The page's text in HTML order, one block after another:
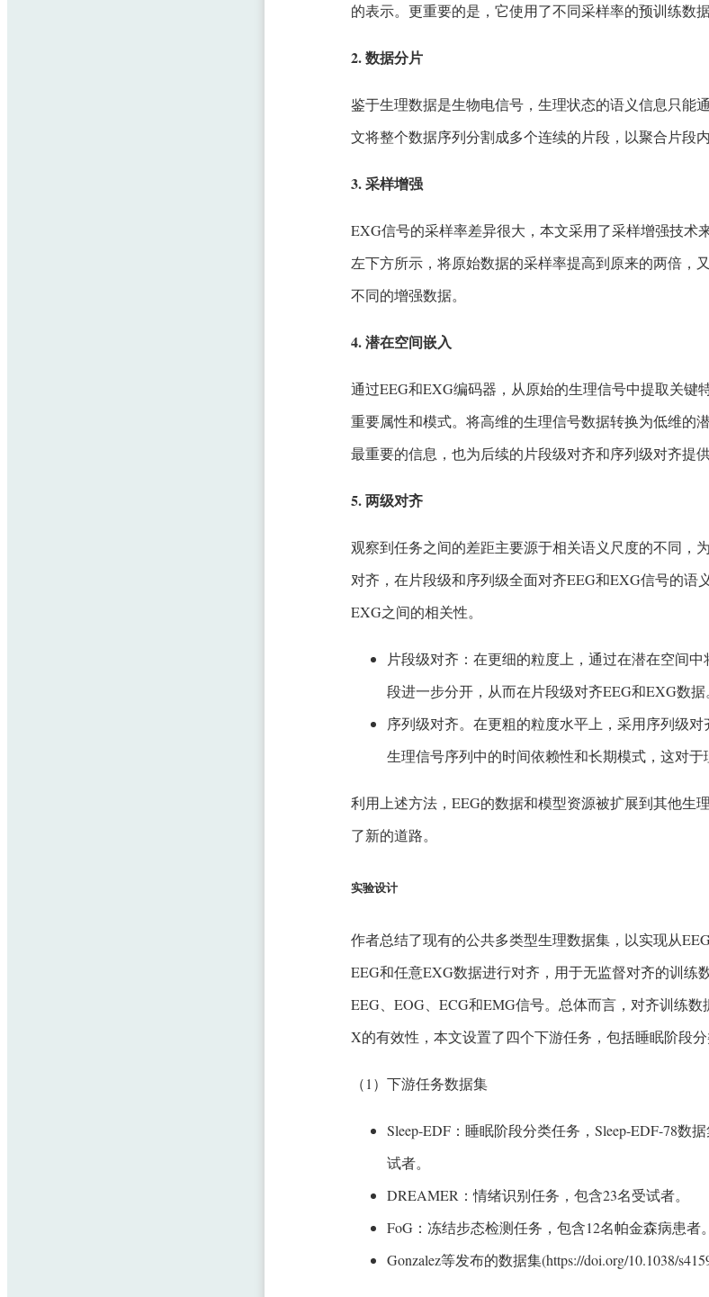
的表示。更重要的是，它使用了不同采样率的预训练数
2. 数据分片
鉴于生理数据是生物电信号，生理状态的语义信息只能
文将整个数据序列分割成多个连续的片段，以聚合片段
3. 采样增强
EXG信号的采样率差异很大，本文采用了采样增强技术
左下方所示，将原始数据的采样率提高到原来的两倍，
不同的增强数据。
4. 潜在空间嵌入
通过EEG和EXG编码器，从原始的生理信号中提取关
重要属性和模式。将高维的生理信号数据转换为低维的
最重要的信息，也为后续的片段级对齐和序列级对齐提供
5. 两级对齐
观察到任务之间的差距主要源于相关语义尺度的不同，
对齐，在片段级和序列级全面对齐EEG和EXG信号的语
EXG之间的相关性。
片段级对齐：在更细的粒度上，通过在潜在空间
段进一步分开，从而在片段级对齐EEG和EXG数据
序列级对齐。在更粗的粒度水平上，采用序列级
生理信号序列中的时间依赖性和长期模式，这对于
利用上述方法，EEG的数据和模型资源被扩展到其他生
了新的道路。
实验设计
作者总结了现有的公共多类型生理数据集，以实现从
EEG和任意EXG数据进行对齐，用于无监督对齐的训练
EEG、EOG、ECG和EMG信号。总体而言，对齐训练
X的有效性，本文设置了四个下游任务，包括睡眠阶段
（1）下游任务数据集
Sleep-EDF：睡眠阶段分类任务，Sleep-EDF-78数
试者。
DREAMER：情绪识别任务，包含23名受试者。
FoG：冻结步态检测任务，包含12名帕金森病患者。
Gonzalez等发布的数据集(https://doi.org/10.1038/